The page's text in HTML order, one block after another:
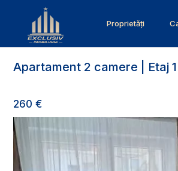
Proprietăți
Apartament 2 camere | Etaj
260 €